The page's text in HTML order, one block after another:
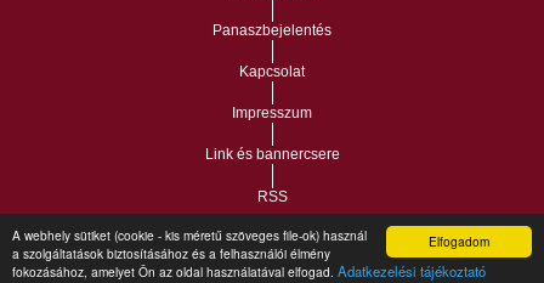
Elfogadom
A webhely sütiket (cookie - kis méretű szöveges file-ok) használ
a szolgáltatások biztosításához és a felhasználói élmény
fokozásához, amelyet Ön az oldal használatával elfogad. Adatkezelési tájékoztató
Panaszbejelentés
Kapcsolat
Impresszum
Link és bannercsere
RSS
Copyright © 2021.Vár-Köz Kft. - Ingatlan nyilvántartó, ügyviteli és
adminisztrációs szoftver